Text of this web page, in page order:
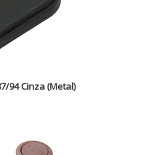
94 Cinza (Metal)